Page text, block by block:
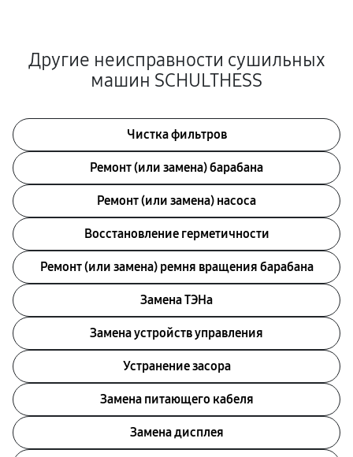
Другие неисправности сушильных
машин SCHULTHESS
Чистка фильтров
Ремонт (или замена) барабана
Ремонт (или замена) насоса
Восстановление герметичности
Ремонт (или замена) ремня вращения барабана
Замена ТЭНа
Замена устройств управления
Устранение засора
Замена питающего кабеля
Замена дисплея